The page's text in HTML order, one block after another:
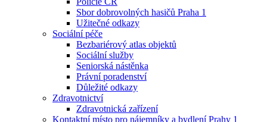
Sbor dobrovolných hasičů Praha 1
Užitečné odkazy
Sociální péče
Bezbariérový atlas objektů
Sociální služby
Seniorská nástěnka
Právní poradenství
Důležité odkazy
Zdravotnictví
Zdravotnická zařízení
Kontaktní místo pro nájemníky a bydlení Prahy 1